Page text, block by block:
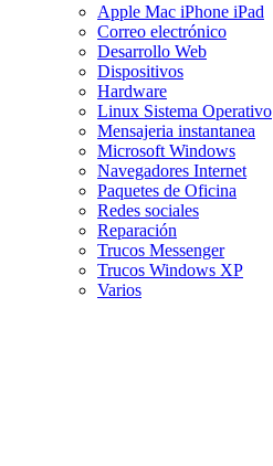
Apple Mac iPhone iPad
Correo electrónico
Desarrollo Web
Dispositivos
Hardware
Linux Sistema Operativo
Mensajeria instantanea
Microsoft Windows
Navegadores Internet
Paquetes de Oficina
Redes sociales
Reparación
Trucos Messenger
Trucos Windows XP
Varios